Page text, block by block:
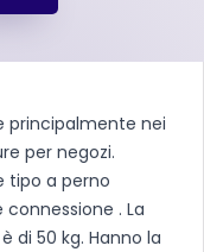
principalmente nei
per negozi.
tipo a perno
. La
di 50 kg. Hanno la